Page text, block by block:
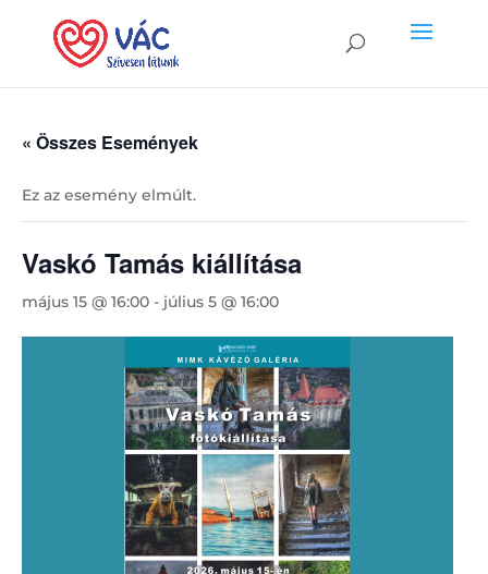
« Összes Események
Ez az esemény elmúlt.
Vaskó Tamás kiállítása
május 15 @ 16:00 - július 5 @ 16:00